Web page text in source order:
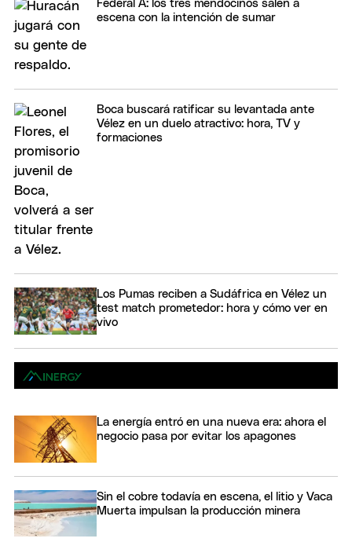
Federal A: los tres mendocinos salen a
escena con la intención de sumar
Boca buscará ratificar su levantada ante
Vélez en un duelo atractivo: hora, TV y
formaciones
Los Pumas reciben a Sudáfrica en Vélez un
test match prometedor: hora y cómo ver en
vivo
La energía entró en una nueva era: ahora el
negocio pasa por evitar los apagones
Sin el cobre todavía en escena, el litio y Vaca
Muerta impulsan la producción minera